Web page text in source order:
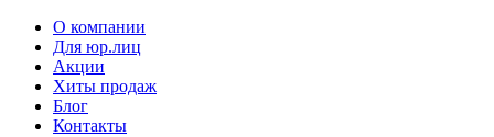
О компании
Для юр.лиц
Акции
Хиты продаж
Блог
Контакты